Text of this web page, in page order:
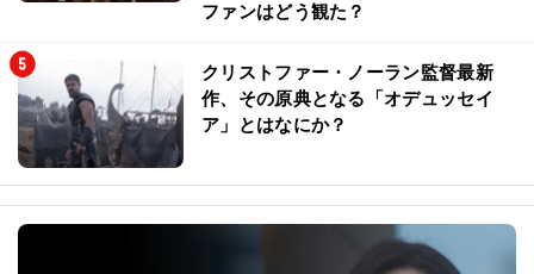
ファンはどう観た？
クリストファー・ノーラン監督最新
作、その原典となる「オデュッセイ
ア」とはなにか？